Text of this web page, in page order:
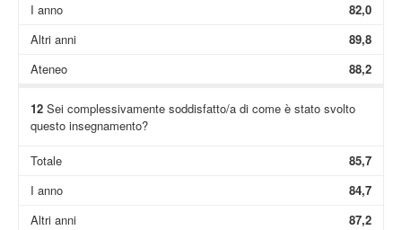
I anno
82,0
Altri anni
89,8
Ateneo
88,2
12Sei complessivamente soddisfatto/a di come è stato svolto
questo insegnamento?
Totale
85,7
I anno
84,7
Altri anni
87,2